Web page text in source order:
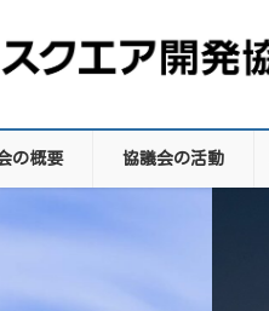
の概要 協議会の活動